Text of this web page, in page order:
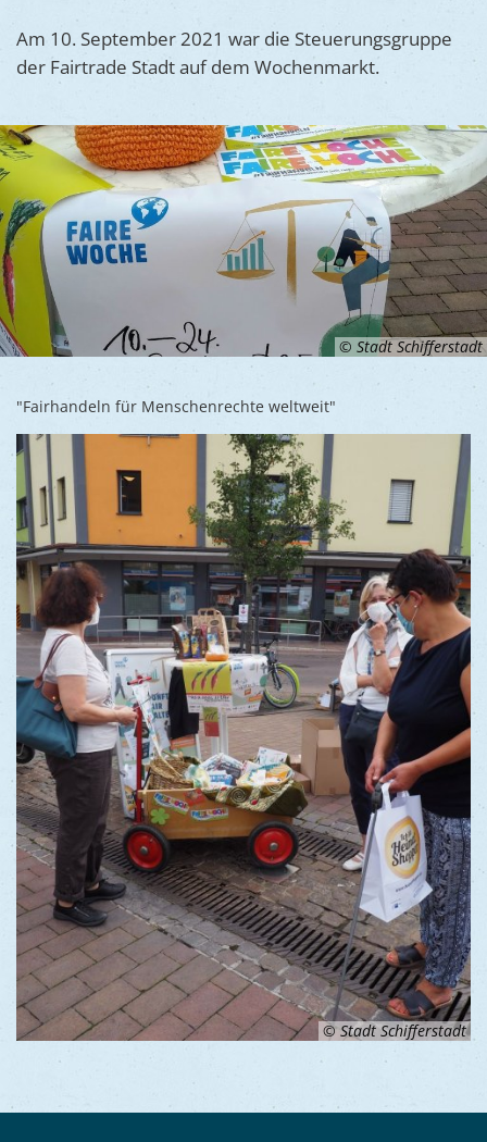
Ukraine
Am 10. September 2021 war die Steuerungsgruppe
der Fairtrade Stadt auf dem Wochenmarkt.
© Stadt Schifferstadt
"Fairhandeln für Menschenrechte weltweit"
© Stadt Schifferstadt